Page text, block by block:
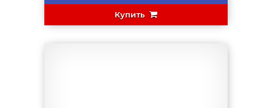
Купить